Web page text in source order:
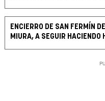
ENCIERRO DE SAN FERMÍN
MIURA, A SEGUIR HACIENDO